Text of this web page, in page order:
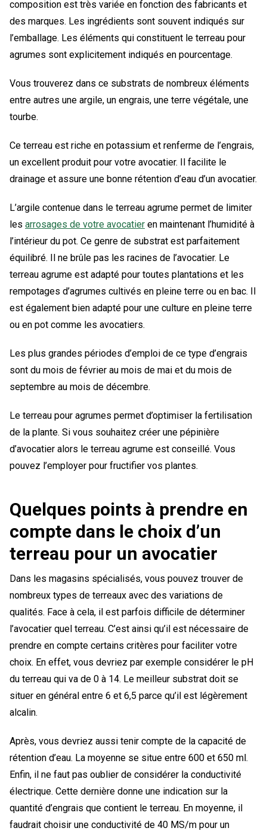
composition est très variée en fonction des fabricants et
des marques. Les ingrédients sont souvent indiqués sur
l’emballage. Les éléments qui constituent le terreau pour
agrumes sont explicitement indiqués en pourcentage.
Vous trouverez dans ce substrats de nombreux éléments
entre autres une argile, un engrais, une terre végétale, une
tourbe.
Ce terreau est riche en potassium et renferme de l’engrais,
un excellent produit pour votre avocatier. Il facilite le
drainage et assure une bonne rétention d’eau d’un avocatier.
L’argile contenue dans le terreau agrume permet de limiter
les arrosages de votre avocatier en maintenant l’humidité à
l’intérieur du pot. Ce genre de substrat est parfaitement
équilibré. Il ne brûle pas les racines de l’avocatier. Le
terreau agrume est adapté pour toutes plantations et les
rempotages d’agrumes cultivés en pleine terre ou en bac. Il
est également bien adapté pour une culture en pleine terre
ou en pot comme les avocatiers.
Les plus grandes périodes d’emploi de ce type d’engrais
sont du mois de février au mois de mai et du mois de
septembre au mois de décembre.
Le terreau pour agrumes permet d’optimiser la fertilisation
de la plante. Si vous souhaitez créer une pépinière
d’avocatier alors le terreau agrume est conseillé. Vous
pouvez l’employer pour fructifier vos plantes.
Quelques points à prendre en
compte dans le choix d’un
terreau pour un avocatier
Dans les magasins spécialisés, vous pouvez trouver de
nombreux types de terreaux avec des variations de
qualités. Face à cela, il est parfois difficile de déterminer
l’avocatier quel terreau. C’est ainsi qu’il est nécessaire de
prendre en compte certains critères pour faciliter votre
choix. En effet, vous devriez par exemple considérer le pH
du terreau qui va de 0 à 14. Le meilleur substrat doit se
situer en général entre 6 et 6,5 parce qu’il est légèrement
alcalin.
Après, vous devriez aussi tenir compte de la capacité de
rétention d’eau. La moyenne se situe entre 600 et 650 ml.
Enfin, il ne faut pas oublier de considérer la conductivité
électrique. Cette dernière donne une indication sur la
quantité d’engrais que contient le terreau. En moyenne, il
faudrait choisir une conductivité de 40 MS/m pour un